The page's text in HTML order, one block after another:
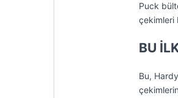
Puck
çekimleri
BU
Bu,